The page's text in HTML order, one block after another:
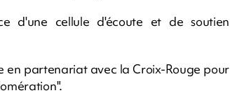
d'une cellule d'écoute et de soutien
en partenariat avec la Croix-Rouge pour